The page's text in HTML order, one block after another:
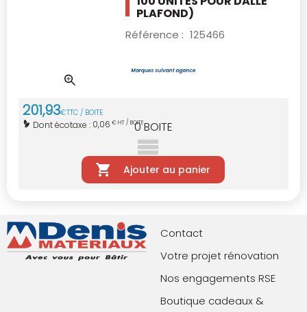
PLAFOND)
Référence : 125466
201,93€TTC / BOITE
Dont écotaxe : 0,06 € HT / BOITE
0 BOITE
Ajouter au panier
Contact
Votre projet rénovation
Nos engagements RSE
Boutique cadeaux &